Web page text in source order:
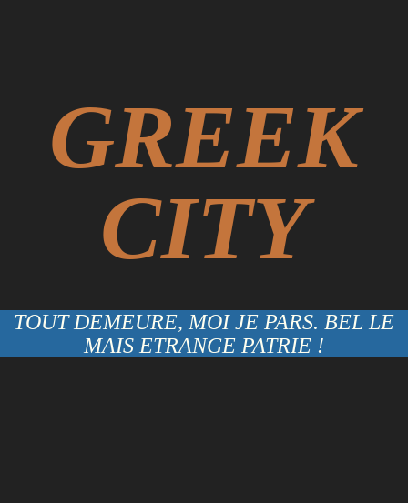
GREEK
CITY
TOUT DEMEURE, MOI JE PARS. BEL LE
MAIS ETRANGE PATRIE !